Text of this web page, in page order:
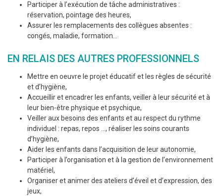
Participer à l’exécution de tâche administratives :
réservation, pointage des heures,
Assurer les remplacements des collègues absentes :
congés, maladie, formation…
EN RELAIS DES AUTRES PROFESSIONNELS
Mettre en oeuvre le projet éducatif et les règles de sécurité
et d’hygiène,
Accueillir et encadrer les enfants, veiller à leur sécurité et à
leur bien-être physique et psychique,
Veiller aux besoins des enfants et au respect du rythme
individuel : repas, repos …, réaliser les soins courants
d’hygiène,
Aider les enfants dans l’acquisition de leur autonomie,
Participer à l’organisation et à la gestion de l’environnement
matériel,
Organiser et animer des ateliers d’éveil et d’expression, des
jeux,